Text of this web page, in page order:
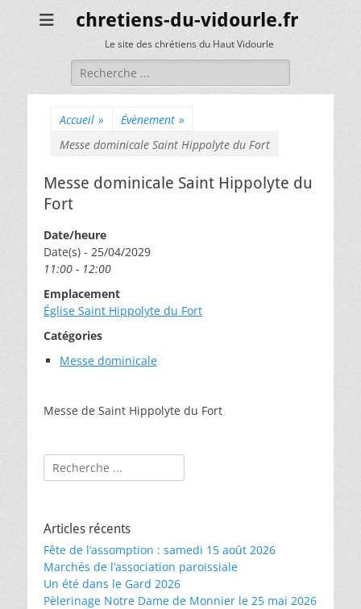
chretiens-du-vidourle.fr
Le site des chrétiens du Haut Vidourle
Rechercher :
Accueil » Évènement »
Messe dominicale Saint Hippolyte du Fort
Messe dominicale Saint Hippolyte du
Fort
Date/heure
Date(s) - 25/04/2029
11:00 - 12:00
Emplacement
Église Saint Hippolyte du Fort
Catégories
Messe dominicale
Messe de Saint Hippolyte du Fort
Rechercher :
Articles récents
Fête de l’assomption : samedi 15 août 2026
Marchés de l’association paroissiale
Un été dans le Gard 2026
Pèlerinage Notre Dame de Monnier le 25 mai 2026